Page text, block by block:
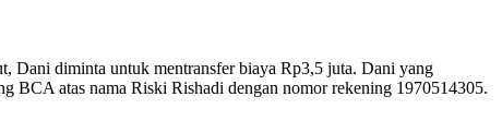
Dani diminta untuk mentransfer biaya Rp3,5 juta. Dani yang
BCA atas nama Riski Rishadi dengan nomor rekening 1970514305.